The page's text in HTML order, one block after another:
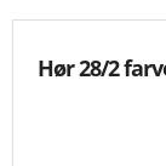
Hør 28/2